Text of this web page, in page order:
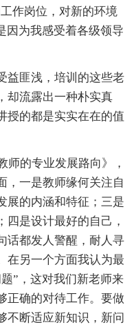
作岗位，对新的环境
因为我感受着各级领导
益匪浅，培训的这些老
却流露出一种朴实真
授的都是实实在在的值
师的专业发展路向》，
，一是教师缘何关注自
展的内涵和特征；三是
是设计最好的自己，
话都发人警醒，耐人寻
在另一个方面我认为最
”，这对我们新老师来
正确的对待工作。要做
不断适应新知识，新问